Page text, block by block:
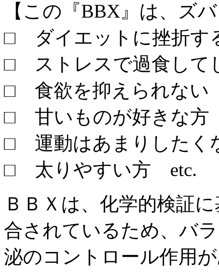
【この『BBX』は、ズ
□ ダイエットに挫折す
□ ストレスで過食して
□ 食欲を抑えられない
□ 甘いものが好きな方
□ 運動はあまりしたく
□ 太りやすい方 etc.
ＢＢＸは、化学的検証
合されているため、バ
泌のコントロール作用